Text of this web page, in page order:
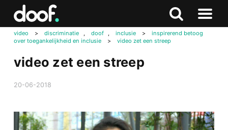
Zoeken
Naar
menu
video > discriminatie , doof , inclusie >
inspirerend betoog
over toegankelijkheid en inclusie
> video zet een streep
video zet een streep
20-06-2018
Videospeler
Doof.nl
Zoeken
naar